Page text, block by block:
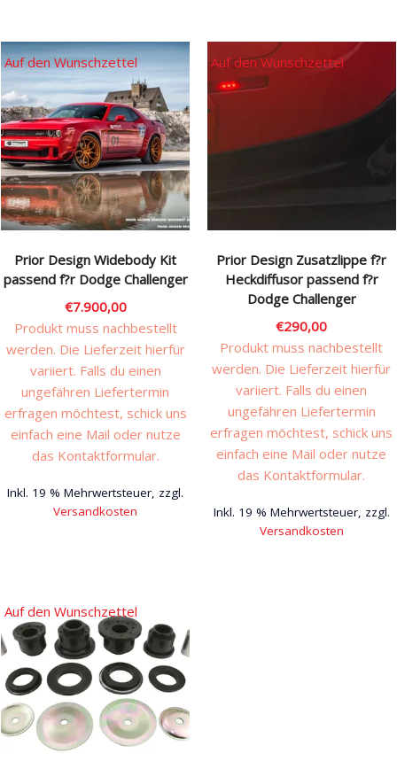
Prior Design Widebody Kit
passend f?r Dodge Challenger
€7.900,00
Produkt muss nachbestellt
werden. Die Lieferzeit hierfür
variiert. Falls du einen
ungefähren Liefertermin
erfragen möchtest, schick uns
einfach eine Mail oder nutze
das Kontaktformular.
Inkl. 19 % Mehrwertsteuer, zzgl.
Versandkosten
Auf den Wunschzettel
Prior Design Zusatzlippe f?r
Heckdiffusor passend f?r
Dodge Challenger
€290,00
Produkt muss nachbestellt
werden. Die Lieferzeit hierfür
variiert. Falls du einen
ungefähren Liefertermin
erfragen möchtest, schick uns
einfach eine Mail oder nutze
das Kontaktformular.
Inkl. 19 % Mehrwertsteuer, zzgl.
Versandkosten
Auf den Wunschzettel
Auf den Wunschzettel